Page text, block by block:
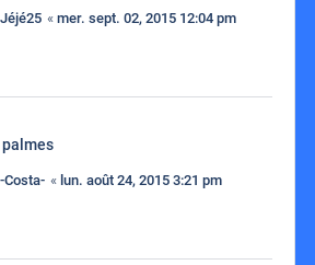
Jéjé25 « mer. sept. 02, 2015 12:04 pm
-Costa- « lun. août 24, 2015 3:21 pm